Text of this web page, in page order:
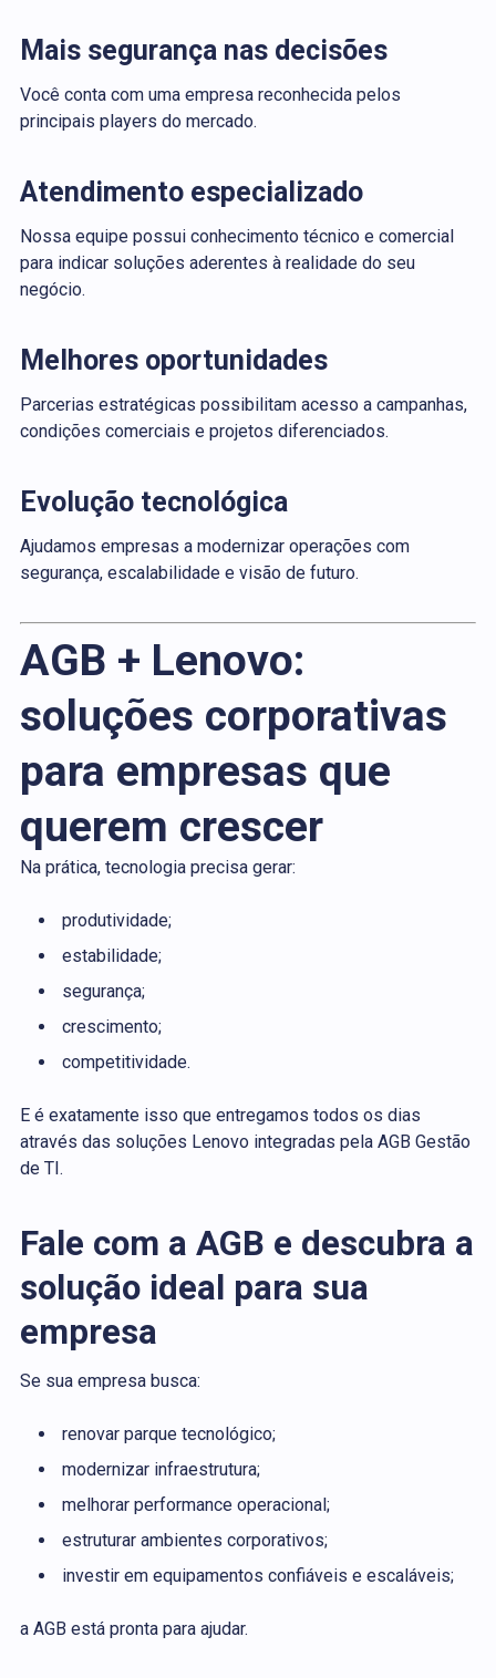
Mais segurança nas decisões
Você conta com uma empresa reconhecida pelos
principais players do mercado.
Atendimento especializado
Nossa equipe possui conhecimento técnico e comercial
para indicar soluções aderentes à realidade do seu
negócio.
Melhores oportunidades
Parcerias estratégicas possibilitam acesso a campanhas,
condições comerciais e projetos diferenciados.
Evolução tecnológica
Ajudamos empresas a modernizar operações com
segurança, escalabilidade e visão de futuro.
AGB + Lenovo:
soluções corporativas
para empresas que
querem crescer
Na prática, tecnologia precisa gerar:
produtividade;
estabilidade;
segurança;
crescimento;
competitividade.
E é exatamente isso que entregamos todos os dias
através das soluções Lenovo integradas pela AGB Gestão
de TI.
Fale com a AGB e descubra a
solução ideal para sua
empresa
Se sua empresa busca:
renovar parque tecnológico;
modernizar infraestrutura;
melhorar performance operacional;
estruturar ambientes corporativos;
investir em equipamentos confiáveis e escaláveis;
a AGB está pronta para ajudar.